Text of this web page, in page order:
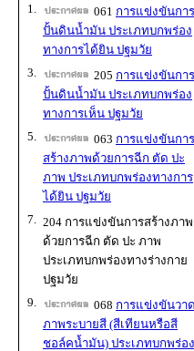
1. 061 การแข่งขันการ
ปั้นดินน้ำมัน ประเภทบกพร่อง
ทางการได้ยิน ปฐมวัย
3.
205 การแข่งขันการ
ปั้นดินน้ำมัน ประเภทบกพร่อง
ทางการเห็น ปฐมวัย
5.
063 การแข่งขันการ
สร้างภาพด้วยการฉีก ตัด ปะ
ภาพ ประเภทบกพร่องทางการ
ได้ยิน ปฐมวัย
7.
204 การแข่งขันการสร้างภาพ
ด้วยการฉีก ตัด ปะ ภาพ
ประเภทบกพร่องทางร่างกาย
ปฐมวัย
9.
068 การแข่งขันวาด
ภาพระบายสี (สีเทียนหรือสี
ชอล์คน้ำมัน) ประเภทบกพร่อง